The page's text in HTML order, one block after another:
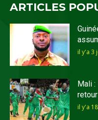
ARTICLES
il y'a 3
Mali
il y'a